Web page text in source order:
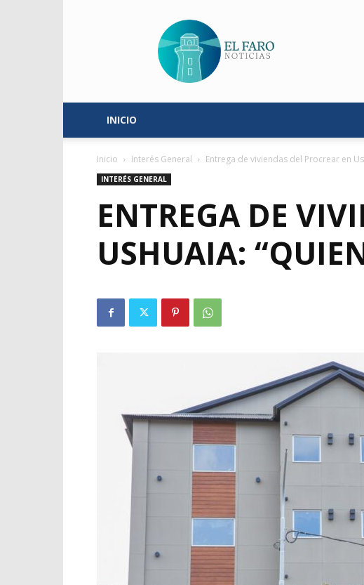
Faro
Noticias
INICIO
Inicio Interés General Entrega de viviendas del Procrear en
INTERÉS GENERAL
ENTREGA DE
USHUAIA: